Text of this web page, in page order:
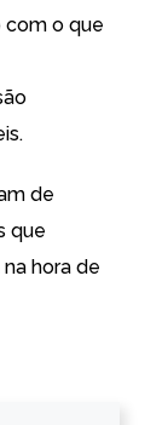
com o que
de
que
hora de